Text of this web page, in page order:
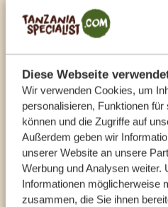
Diese Webseite
Wir verwenden Cookies, um
personalisieren, Funktionen
können und die Zugriffe auf
Außerdem geben wir
unserer Website an unsere
Werbung und Analysen weiter.
Informationen möglicherweise
zusammen, die Sie ihnen
Siedleragame
Viele verschiedene
Weniger häufig:
Afrikanische Wildhunde
Leoparden
Geparden
Hyänen
RUAHA NATIONALPARK
Fläche von 20.000 km²